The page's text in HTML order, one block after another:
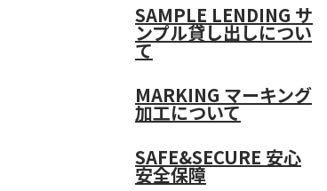
SAMPLE LENDING サ
ンプル貸し出しについ
て
MARKING マーキング
加工について
SAFE&SECURE 安心
安全保障